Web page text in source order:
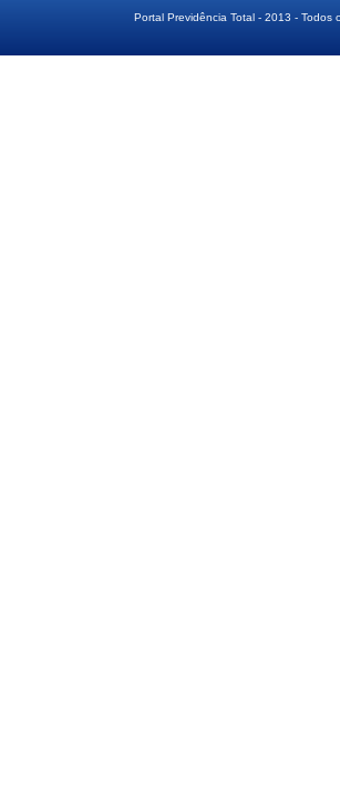
Portal Previdência Total - 2013 - Todos